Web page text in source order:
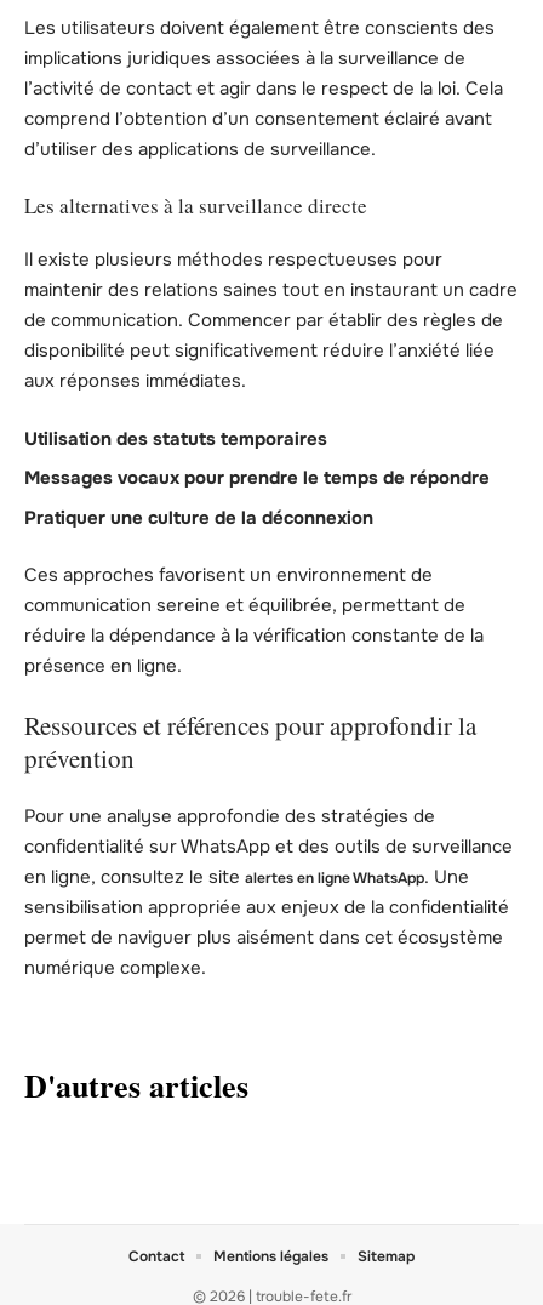
Les utilisateurs doivent également être conscients des
implications juridiques associées à la surveillance de
l’activité de contact et agir dans le respect de la loi. Cela
comprend l’obtention d’un consentement éclairé avant
d’utiliser des applications de surveillance.
Les alternatives à la surveillance directe
Il existe plusieurs méthodes respectueuses pour
maintenir des relations saines tout en instaurant un cadre
de communication. Commencer par établir des règles de
disponibilité peut significativement réduire l’anxiété liée
aux réponses immédiates.
Utilisation des statuts temporaires
Messages vocaux pour prendre le temps de répondre
Pratiquer une culture de la déconnexion
Ces approches favorisent un environnement de
communication sereine et équilibrée, permettant de
réduire la dépendance à la vérification constante de la
présence en ligne.
Ressources et références pour approfondir la
prévention
Pour une analyse approfondie des stratégies de
confidentialité sur WhatsApp et des outils de surveillance
en ligne, consultez le site alertes en ligne WhatsApp. Une
sensibilisation appropriée aux enjeux de la confidentialité
permet de naviguer plus aisément dans cet écosystème
numérique complexe.
D'autres articles
© 2026 | trouble-fete.fr
Contact Mentions légales Sitemap